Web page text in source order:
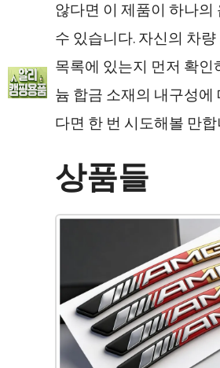
않다면 이 제품이 하나의
수 있습니다. 자신의 차
목록에 있는지 먼저 확인
늄 합금 소재의 내구성에
다면 한 번 시도해볼 만
상품들